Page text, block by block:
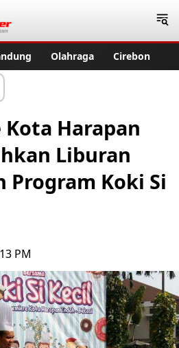
Olahraga Cirebon
Kota Harapan
Liburan
Program Koki Si
PM